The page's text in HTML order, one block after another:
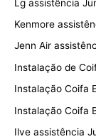
Lg assistência
Kenmore
Jenn Air
Instalação de
Instalação Coifa
Instalação Coifa
Ilve assistência